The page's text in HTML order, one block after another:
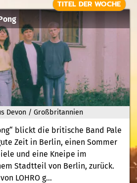
Devon / Großbritannien
TITEL DER WOCHE
blickt die britische Band Pale
Zeit in Berlin, einen Sommer
und eine Kneipe im
Stadtteil von Berlin, zurück.
LOHRO g...